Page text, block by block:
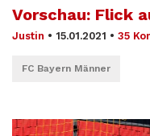
Vorschau: Flick
Justin • 15.01.2021 • 35
FC Bayern Männer